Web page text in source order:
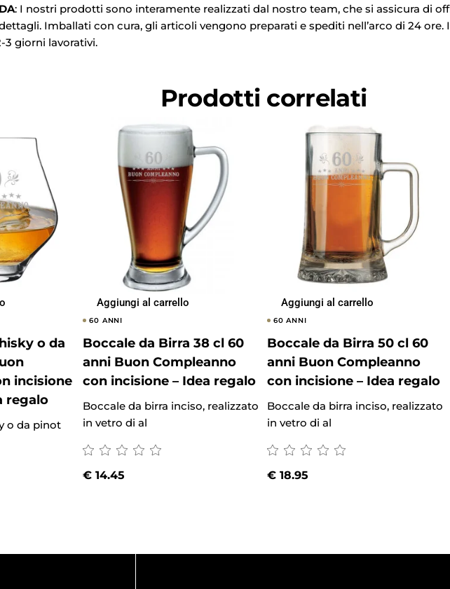
: I nostri prodotti sono interamente realizzati dal nostro team, che si assicura di
Imballati con cura, gli articoli vengono preparati e spediti nell’arco di 24 ore.
3 giorni lavorativi.
Prodotti correlati
o da
incisione
regalo
o da pinot
Aggiungi al carrello
60 ANNI
Boccale da Birra 38 cl 60
anni Buon Compleanno
con incisione – Idea regalo
Boccale da birra inciso, realizzato
in vetro di al
€ 14.45
Aggiungi al carrello
60 ANNI
Boccale da Birra 50 cl 60
anni Buon Compleanno
con incisione – Idea regalo
Boccale da birra inciso, realizzato
in vetro di al
€ 18.95